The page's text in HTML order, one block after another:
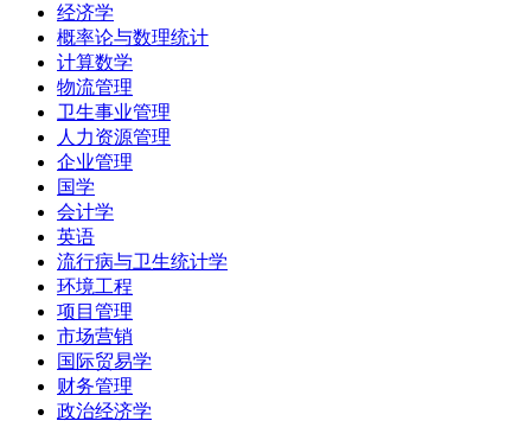
经济学
概率论与数理统计
计算数学
物流管理
卫生事业管理
人力资源管理
企业管理
国学
会计学
英语
流行病与卫生统计学
环境工程
项目管理
市场营销
国际贸易学
财务管理
政治经济学